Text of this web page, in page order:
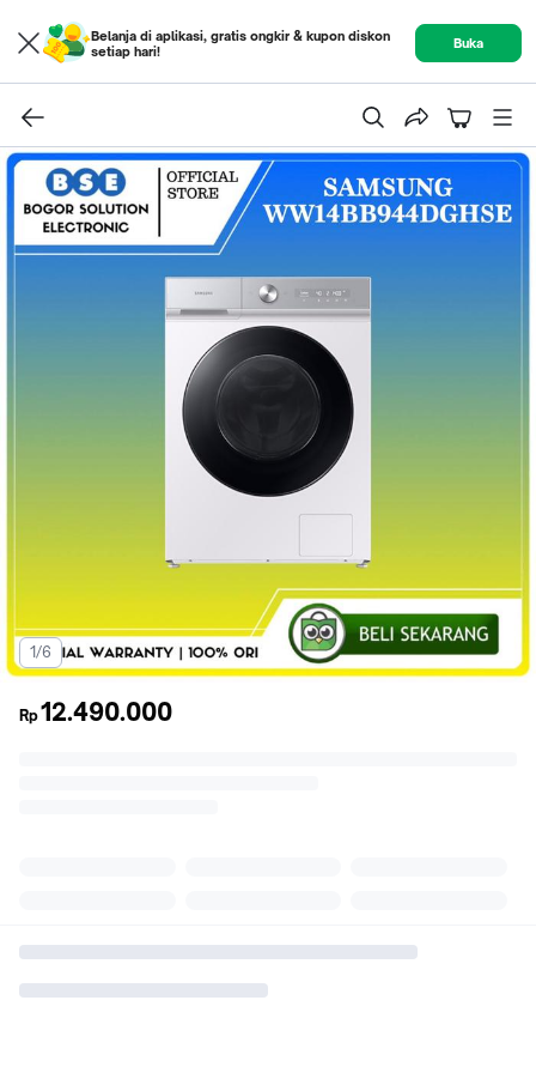
Belanja di aplikasi, gratis ongkir & kupon diskon
setiap hari!
Buka
1/6
Rp12.490.000